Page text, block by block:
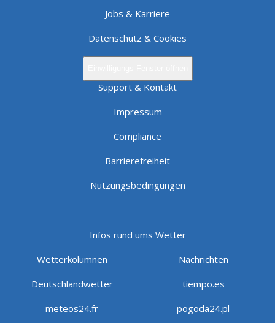
Jobs & Karriere
Datenschutz & Cookies
Support & Kontakt
Impressum
Compliance
Barrierefreiheit
Nutzungsbedingungen
Infos rund ums Wetter
Wetterkolumnen
Nachrichten
Deutschlandwetter
tiempo.es
meteos24.fr
pogoda24.pl